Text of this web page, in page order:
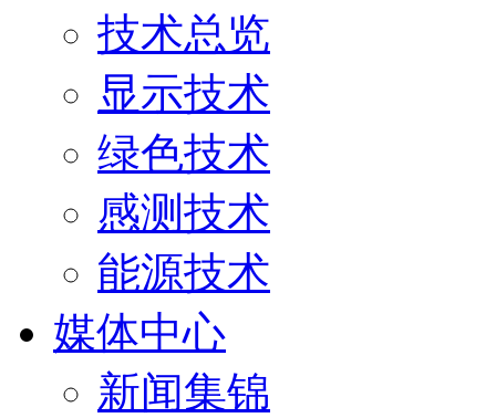
技术总览
显示技术
绿色技术
感测技术
能源技术
媒体中心
新闻集锦